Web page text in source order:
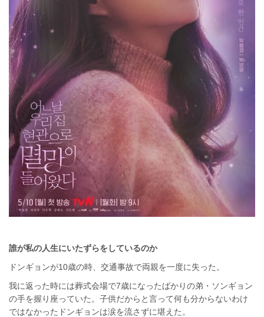
誰が私の人生にいたずらをしているのか
ドンギョンが10歳の時、交通事故で両親を一度に失った。
我に返った時には葬式会場で7歳になったばかりの弟・ソンギョン
の手を握り座っていた。子供だからと言って何も分からないわけ
ではなかったドンギョンは涙を流さずに堪えた。